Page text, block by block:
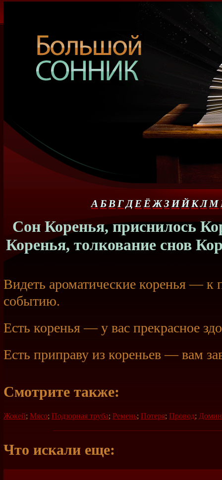
А БВГДЕ Ё ЖЗ ИЙКЛМ
Сон Коренья, приснилось
Коренья, толкование снов
Видеть ароматические коренья — к
событию.
Есть коренья — у вас прекрасное
Есть приправу из кореньев — вам
Смотрите также:
Жокей; Мясо; Подзорная труба; Ремень; Потеря; Провод;
Что искали еще: